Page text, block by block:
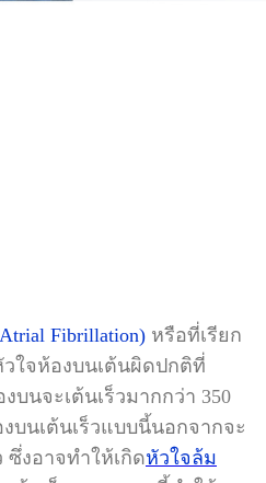
Fibrillation) หรือที่เรียก
วใจห้องบนเต้นผิดปกติที่
นจะเต้นเร็วมากกว่า 350
บนเต้นเร็วแบบนี้นอกจากจะ
ซึ่งอาจทำให้เกิดหัวใจล้ม